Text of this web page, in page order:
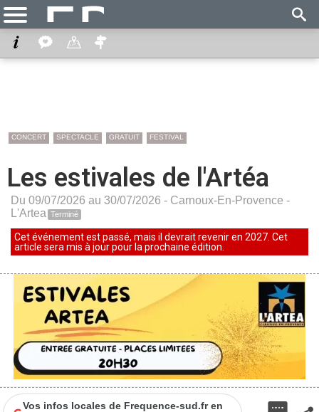
CONCERT SPECTACLE GRATUIT FESTIVAL
Les estivales de l'Artéa
Du 09/07/2026 au 30/07/2026 - Carnoux-En-Provence -
L'Artea Terminé
Cet événement est passé, mais il devrait revenir en 2027. Cet
article sera mis à jour pour la prochaine édition.
Vos infos locales de Frequence-sud.fr en